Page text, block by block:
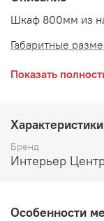
Шкаф 800мм из
Габаритные
длина 800 мм
высота 920 мм
Мебельная
Показать
Характеристики
Бренд
Интерьер Центр
Особенности